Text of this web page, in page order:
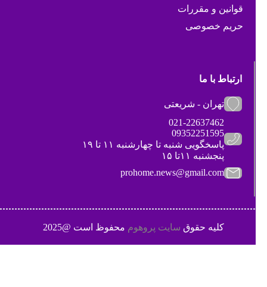
قوانین و مقررات
حریم خصوصی
ارتباط با ما
تهران - شریعتی
021-22637462
09352251595
پاسخگویی شنبه تا چهارشنبه ۱۱ تا ۱۹
پنجشنبه ۱۱تا ۱۵
prohome.news@gmail.com
کلیه حقوقسایت پروهوممحفوظ است @2025